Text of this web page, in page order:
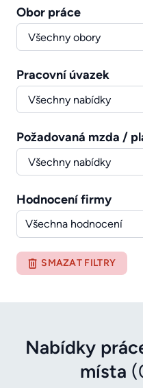
Obor práce
Pracovní úvazek
Požadovaná mzda /
Hodnocení firmy
Všechna hodnocení
SMAZAT FILTRY
Nabídky
místa